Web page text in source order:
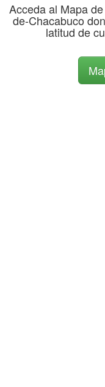
Acceda al Mapa
de-Chacabuco
latitud de